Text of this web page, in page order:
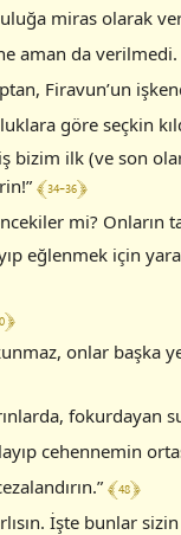
miras olarak
aman da verilmedi.
Firavun’un
göre seçkin
bizim ilk (ve son
﴾ 34-36 ﴿
mi?
eğlenmek için
﴾
onlar başka
cehennemin
﴾ 48 ﴿
İşte bunlar